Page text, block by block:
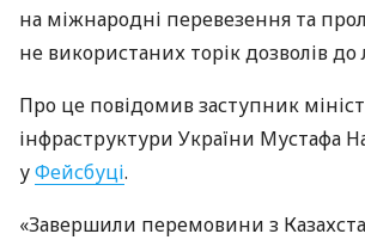
на міжнародні перевезення та
не використаних торік дозволів до
Про це повідомив заступник
інфраструктури України Мустафа
уФейсбуці.
«Завершили перемовини з